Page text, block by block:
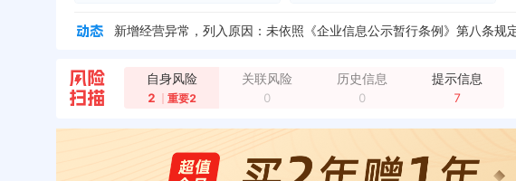
自身风险
2 重要2
关联风险
0
历史信息
0
提示信息
7